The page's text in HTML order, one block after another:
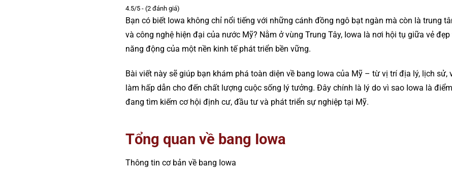
4.5/5 - (2 đánh giá)
Bạn có biết Iowa không chỉ nổi tiếng với những cánh đồng ngô bạt ngàn mà còn là trung
và công nghệ hiện đại của nước Mỹ? Nằm ở vùng Trung Tây, Iowa là nơi hội tụ giữa vẻ
năng động của một nền kinh tế phát triển bền vững.
Bài viết này sẽ giúp bạn khám phá toàn diện về bang Iowa của Mỹ – từ vị trí địa lý, lịch sử,
làm hấp dẫn cho đến chất lượng cuộc sống lý tưởng. Đây chính là lý do vì sao Iowa là
đang tìm kiếm cơ hội định cư, đầu tư và phát triển sự nghiệp tại Mỹ.
Tổng quan về bang Iowa
Thông tin cơ bản về bang Iowa